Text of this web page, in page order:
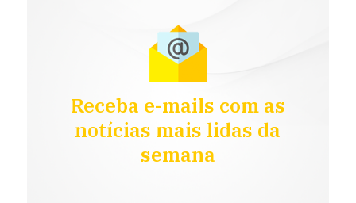
Receba e-mails com as
notícias mais lidas da
semana